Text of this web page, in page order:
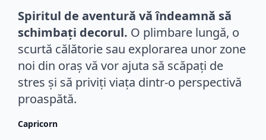
Spiritul de aventură vă îndeamnă să
schimbați decorul. O plimbare lungă, o
scurtă călătorie sau explorarea unor zone
noi din oraș vă vor ajuta să scăpați de
stres și să priviți viața dintr-o perspectivă
proaspătă.
Capricorn